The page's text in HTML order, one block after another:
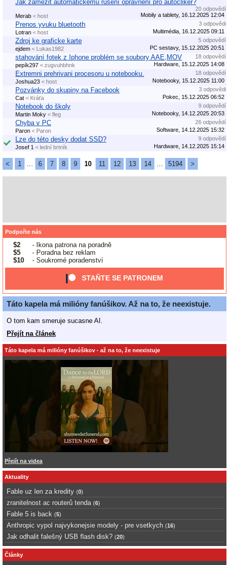
Jak zamezit automatickému rušení oprávnění pro autocliker?
20 odpovědí
Merab < host Mobily a tablety, 16.12.2025 12:04
Prenos yvuku bluetooth
3 odpovědi
Lotran < host Multimédia, 16.12.2025 09:11
Zdroj ke graficke karte
5 odpovědí
ejdem < Lukas1982 PC sestavy, 15.12.2025 20:51
stahování fotek z Iphone problém se soubory AAE,MOV
18 odpovědí
pepík297 < zugvuhbhnk Hardware, 15.12.2025 14:08
Extremni prehrivani procesoru u notebooku.
18 odpovědí
Joshua23 < host Notebooky, 15.12.2025 11:00
Pozvánky do skupiny na Facebook
3 odpovědi
Cat < Kráťa Pokec, 15.12.2025 06:52
Notebook do školy
9 odpovědí
Martin Moky < fleg Notebooky, 14.12.2025 20:53
Chyba v PC
26 odpovědí
Paron < Paron Software, 14.12.2025 15:32
Lze do této desky dodat SSD?
9 odpovědí
Josef 1 < lední brtník Hardware, 14.12.2025 15:14
< 1 6 7 8 9 10 11 12 13 14 5194 >
Podpořte nás
$2
- Ikona patrona na poradně
$5
- Poradna bez reklam
$10
- Soukromé poradenství
STAŇTE SE PATRONEM
Táto kapela má milióny fanúšikov. Až na to, že neexistuje.
O tom kam smeruje sucasne AI.
Přejít na článek
Táto kapela má milióny fanúšikov - až na to, že neexistuje
Přejít na videa
Aktuality
Fable uz len za kredity (0)
zranitelnost ac routerů tenda (6)
Fable 5 is back (5)
Anthropic vypol najvykonejsie modely - pre vsetkych (16)
Jak odhalit falešný USB flash disk? (20)
Články